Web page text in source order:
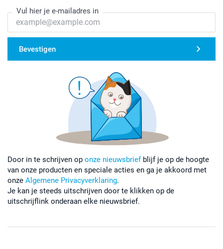
Vul hier je e-mailadres in
Bevestigen
Door in te schrijven op onze nieuwsbrief blijf je op de hoogte
van onze producten en speciale acties en ga je akkoord met
onze Algemene Privacyverklaring.
Je kan je steeds uitschrijven door te klikken op de
uitschrijflink onderaan elke nieuwsbrief.